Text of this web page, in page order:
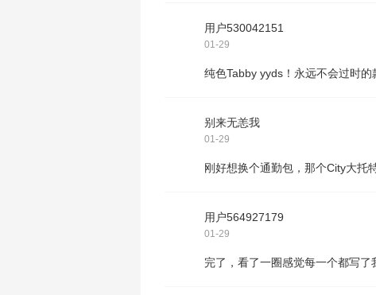
用户530042151
01-29
纯色Tabby yyds！永远不会过时的
别来无恙我
01-29
刚好想换个通勤包，那个City大托
用户564927179
01-29
完了，看了一圈感觉每一个都写